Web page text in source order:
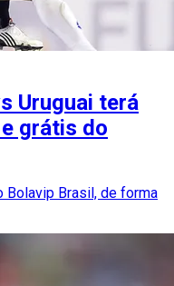
Uruguai terá
grátis do
Bolavip Brasil, de forma